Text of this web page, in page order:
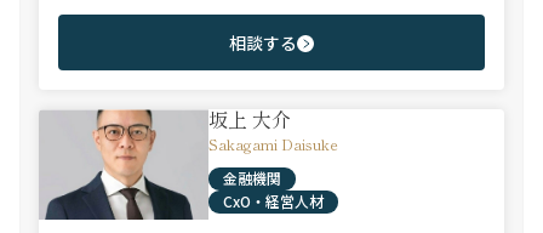
相談する
坂上 大介
Sakagami Daisuke
金融機関
CxO・経営人材